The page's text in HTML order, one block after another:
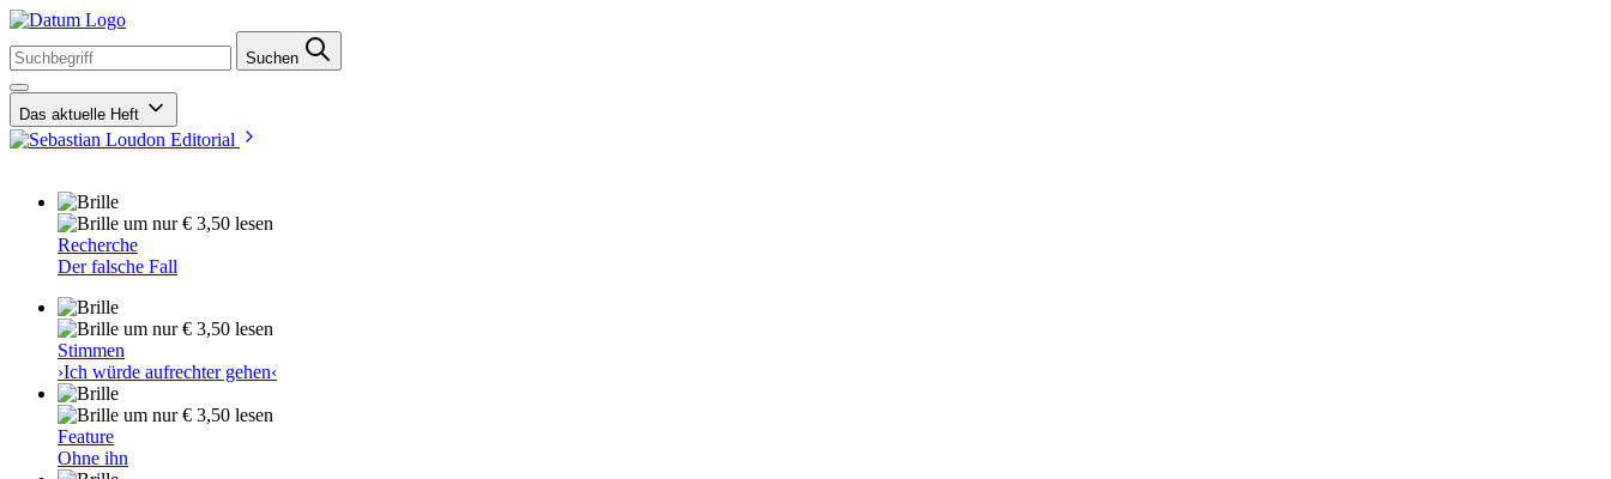
Suchen
Das aktuelle Heft
Editorial
um nur € 3,50 lesen
Recherche
Der falsche Fall
um nur € 3,50 lesen
Stimmen
›Ich würde aufrechter gehen‹
um nur € 3,50 lesen
Feature
Ohne ihn